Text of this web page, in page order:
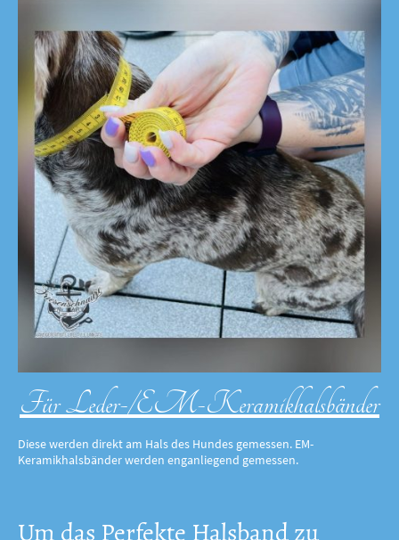
Für Leder-/EM-Keramikhalsbänder
Diese werden direkt am Hals des Hundes gemessen. EM-
Keramikhalsbänder werden enganliegend gemessen.
Um das Perfekte Halsband zu